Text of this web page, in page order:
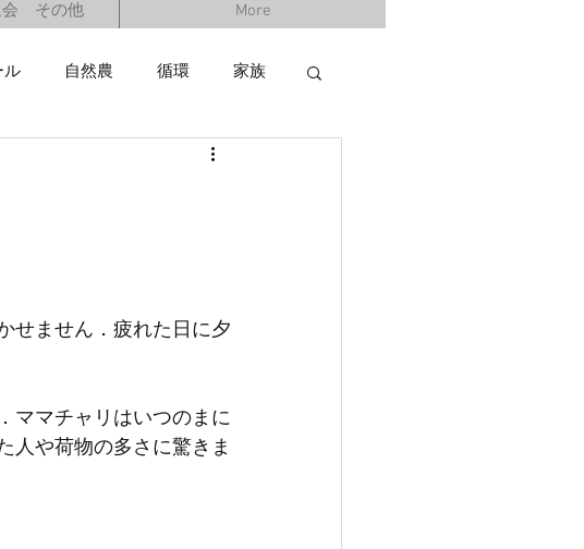
その他 More
ル 自然農 循環 家族
せません．疲れた日に夕
ママチャリはいつのまに
人や荷物の多さに驚きま